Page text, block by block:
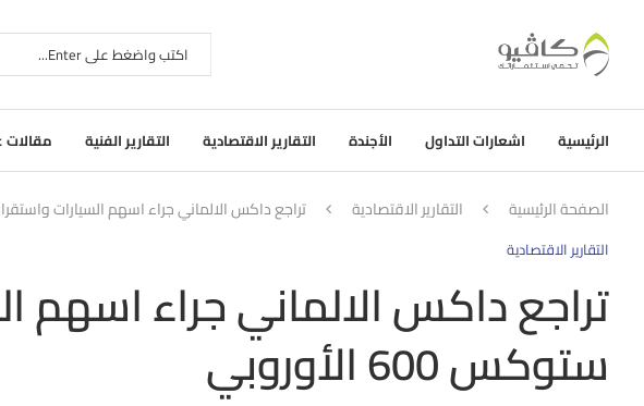
الرئيسية اشعارات التداول الأجندة التقارير الاقتصادية التقارير الفنية مقالات
الصفحة الرئيسية التقارير الاقتصادية تراجع داكس الالماني جراء اسهم السيارات واستقرار ستوكس
التقارير الاقتصادية
تراجع داكس الالماني جراء اسهم
ستوكس 600 الأوروبي